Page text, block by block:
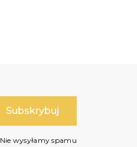
Nie wysyłamy spamu